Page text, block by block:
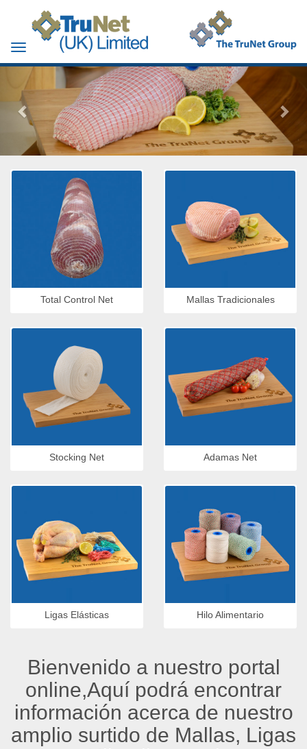
Toggle
navigation
Total Control Net Mallas Tradicionales
Stocking Net Adamas Net
Ligas Elásticas Hilo Alimentario
Bienvenido a nuestro portal
online,Aquí podrá encontrar
información acerca de nuestro
amplio surtido de Mallas, Ligas